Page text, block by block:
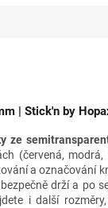
| Stick'n by
ze
(červená, modrá,
a označování
drží a po
idalší